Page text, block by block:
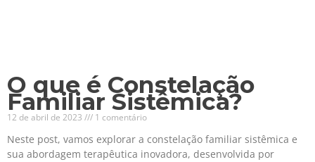
O que é Constelação
Familiar Sistêmica?
12 de abril de 2023 1 comentário
Neste post, vamos explorar a constelação familiar sistêmica e
sua abordagem terapêutica inovadora, desenvolvida por